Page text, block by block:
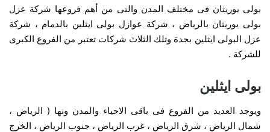
بولى يوريثان فى مختلف المدن والتى من أهم فروعها شركة عزل
بولى يوريثان بالرياض ، شركة عوازل بولى ايثلين بالدمام ، شركة
عزل البولى ايثلين بجدة وتلك الثلاث شركات تعتبر من الفروع الكبرى
للشركة .
بولى ايثلين
ويوجد العديد من الفروع فى باقى الاحياء والمدن ونها ( الرياض ،
شمال الرياض ، شرق الرياض ، غرب الرياض ، جنوب الرياض ، الخرج